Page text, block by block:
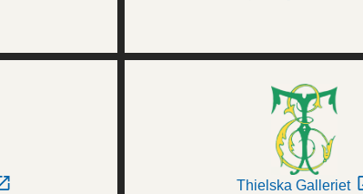
Thielska Galleriet